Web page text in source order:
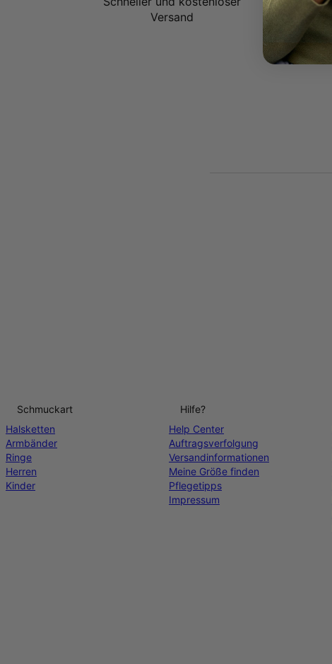
Versand
Schmuckart
Halsketten
Armbänder
Ringe
Herren
Kinder
Hilfe?
Help Center
Auftragsverfolgung
Versandinformationen
Meine Größe finden
Pflegetipps
Impressum